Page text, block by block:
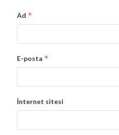
Ad *
E-posta *
İnternet sitesi